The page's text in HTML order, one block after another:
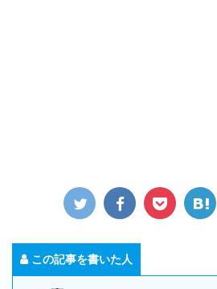
この記事を書いた人